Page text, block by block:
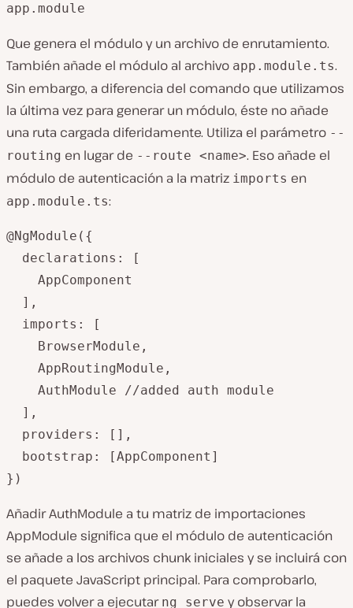
app.module
Que genera el módulo y un archivo de enrutamiento.
También añade el módulo al archivo app.module.ts.
Sin embargo, a diferencia del comando que utilizamos
la última vez para generar un módulo, éste no añade
una ruta cargada diferidamente. Utiliza el parámetro --
routing en lugar de --route <name>. Eso añade el
módulo de autenticación a la matriz imports en
app.module.ts:
@NgModule({
  declarations: [
    AppComponent
  ],
  imports: [
    BrowserModule,
    AppRoutingModule,
    AuthModule //added auth module
  ],
  providers: [],
  bootstrap: [AppComponent]
Añadir AuthModule a tu matriz de importaciones
AppModule significa que el módulo de autenticación
se añade a los archivos chunk iniciales y se incluirá con
el paquete JavaScript principal. Para comprobarlo,
puedes volver a ejecutar ng serve y observar la